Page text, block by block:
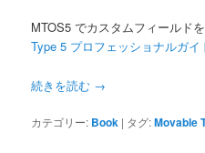
MTOS5 でカスタムフィールド
Type 5 プロフェッショナルガイ
続きを読む →
カテゴリー: Book | タグ:Movable